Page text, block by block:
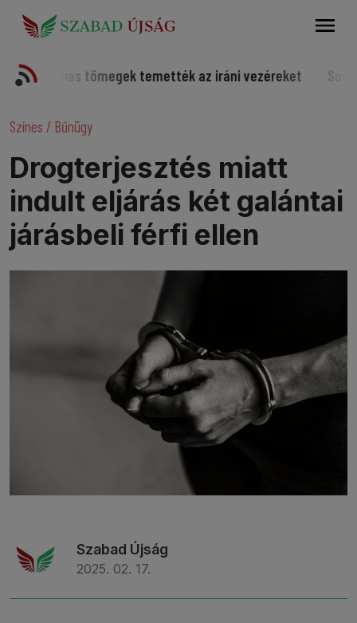
tömegek temették az iráni vezéreket Somorjai
Színes / Bűnügy
Drogterjesztés miatt
indult eljárás két galántai
járásbeli férfi ellen
Szabad Újság
2025. 02. 17.